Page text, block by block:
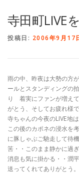
FLOORGUIDE
寺田町LIVE
投稿日: 2006年9月17
雨の中、昨夜は大勢の方
ールとスタンディングの
り 着実にファンが増え
がとう、そしてお疲れ様
寺ちゃんの今夜のLIVE地
この後のカポネの浸水を
に豚しゃぶご馳走して待
筈・・このまま静かに過
消息も気に掛かる・・潤
送ってくれてありがとう。